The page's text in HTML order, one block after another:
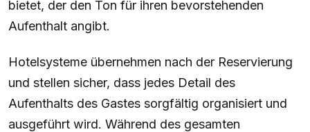
bietet, der den Ton für ihren bevorstehenden
Aufenthalt angibt.
Hotelsysteme übernehmen nach der Reservierung
und stellen sicher, dass jedes Detail des
Aufenthalts des Gastes sorgfältig organisiert und
ausgeführt wird. Während des gesamten